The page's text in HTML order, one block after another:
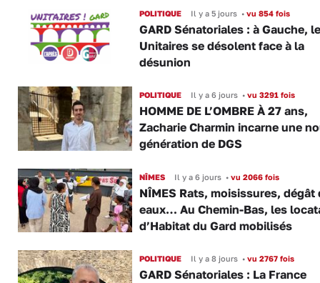
POLITIQUE Il y a 5 jours •vu 854 fois
GARD Sénatoriales : à Gauche,
Unitaires se désolent face à la
désunion
POLITIQUE Il y a 6 jours •vu 3291 fois
HOMME DE L’OMBRE À 27 ans,
Zacharie Charmin incarne une
génération de DGS
NÎMES Il y a 6 jours •vu 2066 fois
NÎMES Rats, moisissures, dégât
eaux… Au Chemin-Bas, les
d’Habitat du Gard mobilisés
POLITIQUE Il y a 8 jours •vu 2767 fois
GARD Sénatoriales : La France